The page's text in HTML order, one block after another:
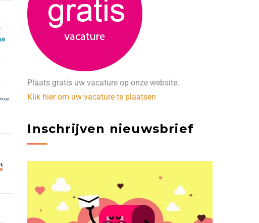
Plaats gratis uw vacature op onze website.
Klik hier om uw vacature te plaatsen
Inschrijven nieuwsbrief